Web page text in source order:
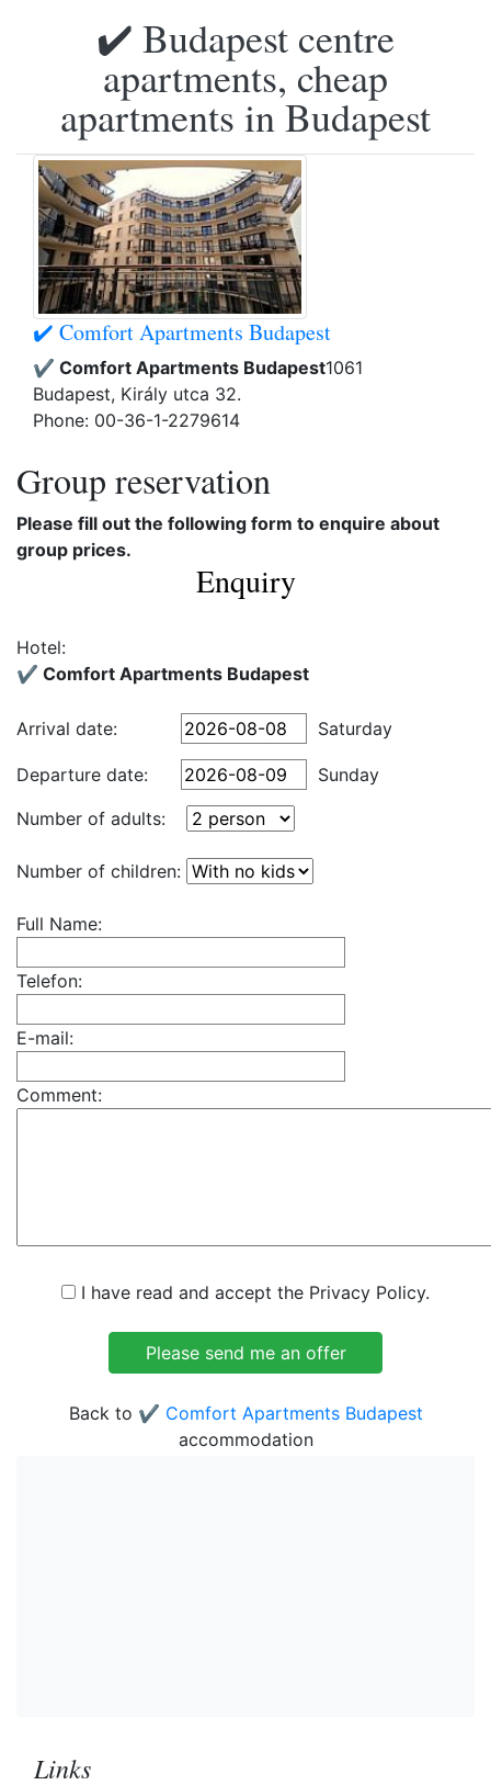
✔️ Budapest centre
apartments, cheap
apartments in Budapest
✔️ Comfort Apartments Budapest
✔️ Comfort Apartments Budapest1061
Budapest, Király utca 32.
Phone: 00-36-1-2279614
Group reservation
Please fill out the following form to enquire about
group prices.
Enquiry
Hotel:
✔️ Comfort Apartments Budapest
Arrival date: Saturday
Departure date:
Sunday
Number of adults:
Number of children:
Full Name:
Telefon:
E-mail:
Comment:
I have read and accept the Privacy Policy.
Back to ✔️ Comfort Apartments Budapest
accommodation
Links